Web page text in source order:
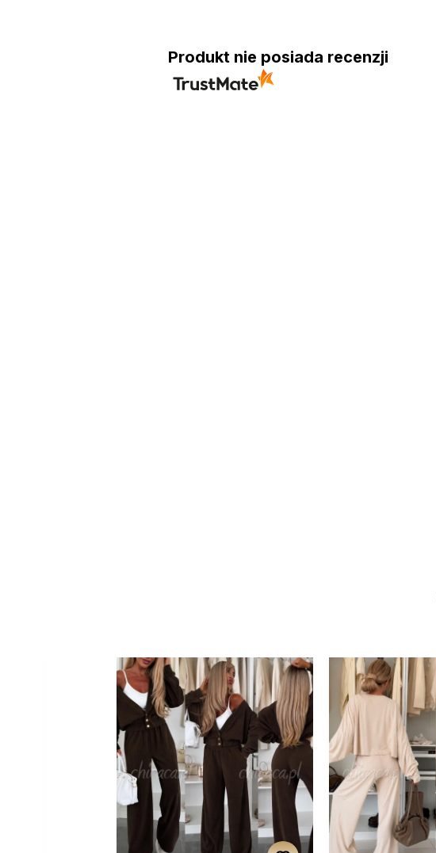
Produkt nie posiada recenzji